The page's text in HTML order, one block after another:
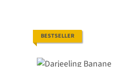
BESTSELLER